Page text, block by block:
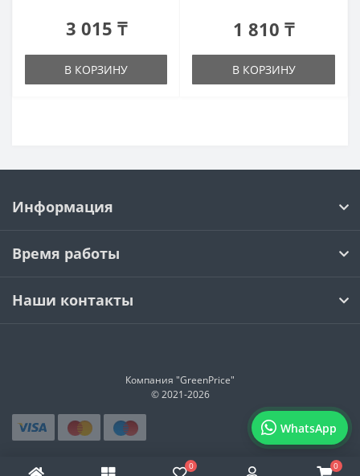
0 0
3 015 ₸
В КОРЗИНУ
1 810 ₸
В КОРЗИНУ
WhatsApp
Информация
Время работы
Наши контакты
Компания "GreenPrice"
© 2021-2026